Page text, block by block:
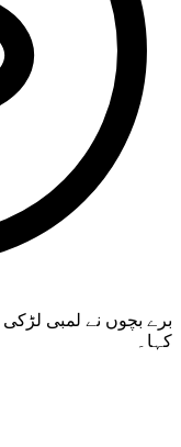
برے بچوں نے لمبی
کہا۔